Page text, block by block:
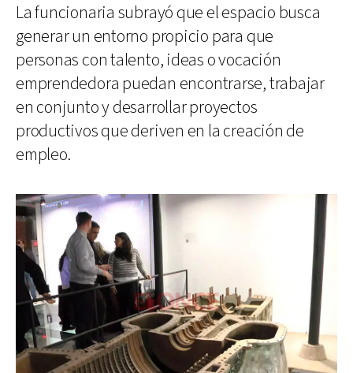
La funcionaria subrayó que el espacio busca
generar un entorno propicio para que
personas con talento, ideas o vocación
emprendedora puedan encontrarse, trabajar
en conjunto y desarrollar proyectos
productivos que deriven en la creación de
empleo.